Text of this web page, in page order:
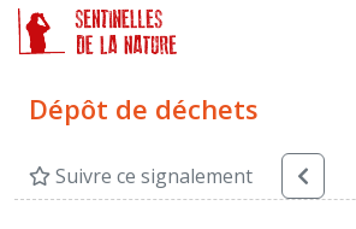
Dépôt de déchets
Suivre ce signalement
Panneau de gestion des cookies